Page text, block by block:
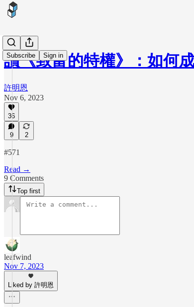
Subscribe Sign in
讀《致富的特權》：如何
許明恩
Nov 6, 2023
36
9 2
#571
Read →
9 Comments
Top first
leafwind
Nov 7, 2023
Liked by 許明恩